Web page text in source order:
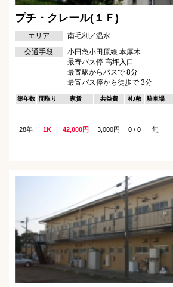
プチ・クレール(１Ｆ)
エリア
南毛利／温水
交通手段
小田急小田原線 本厚木
最寄バス停 高坪入口
最寄駅からバスで 8分
最寄バス停から徒歩で 3分
築年数 間取り 家賃 共益費 礼/敷 駐車場
28年 1K 42,000円 3,000円 0 / 0 無